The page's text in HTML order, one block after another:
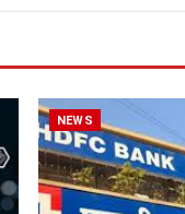
NEWS